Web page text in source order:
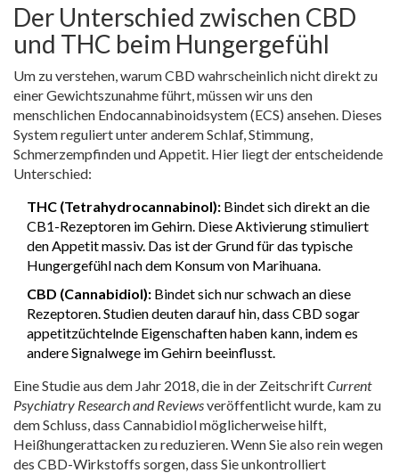
Der Unterschied zwischen CBD
und THC beim Hungergefühl
Um zu verstehen, warum CBD wahrscheinlich nicht direkt zu
einer Gewichtszunahme führt, müssen wir uns den
menschlichen Endocannabinoidsystem (ECS) ansehen. Dieses
System reguliert unter anderem Schlaf, Stimmung,
Schmerzempfinden und Appetit. Hier liegt der entscheidende
Unterschied:
THC (Tetrahydrocannabinol): Bindet sich direkt an die
CB1-Rezeptoren im Gehirn. Diese Aktivierung stimuliert
den Appetit massiv. Das ist der Grund für das typische
Hungergefühl nach dem Konsum von Marihuana.
CBD (Cannabidiol): Bindet sich nur schwach an diese
Rezeptoren. Studien deuten darauf hin, dass CBD sogar
appetitzüchtelnde Eigenschaften haben kann, indem es
andere Signalwege im Gehirn beeinflusst.
Eine Studie aus dem Jahr 2018, die in der ZeitschriftCurrent
Psychiatry Research and Reviewsveröffentlicht wurde, kam zu
dem Schluss, dass Cannabidiol möglicherweise hilft,
Heißhungerattacken zu reduzieren. Wenn Sie also rein wegen
des CBD-Wirkstoffs sorgen, dass Sie unkontrolliert